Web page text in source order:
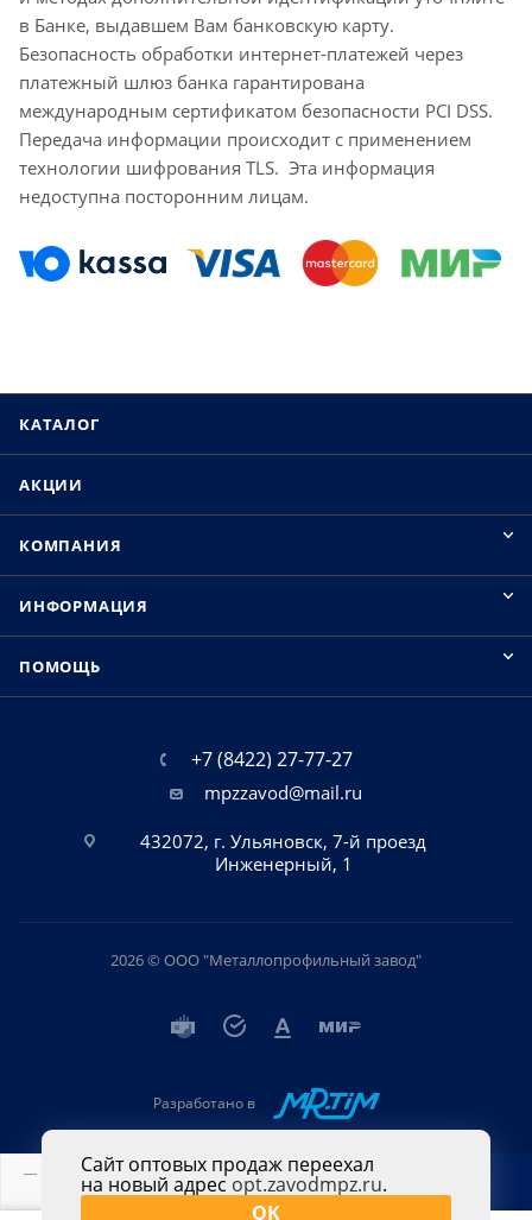
В КОРЗИНУ
в Банке, выдавшем Вам банковскую карту.
Безопасность обработки интернет-платежей через
платежный шлюз банка гарантирована
международным сертификатом безопасности PCI DSS.
Передача информации происходит с применением
технологии шифрования TLS. Эта информация
недоступна посторонним лицам.
КАТАЛОГ
АКЦИИ
КОМПАНИЯ
ИНФОРМАЦИЯ
ПОМОЩЬ
+7 (8422) 27-77-27
mpzzavod@mail.ru
432072, г. Ульяновск, 7-й проезд
Инженерный, 1
2026 © ООО "Металлопрофильный завод"
Разработано в
Сайт оптовых продаж переехал
на новый адрес opt.zavodmpz.ru.
OK